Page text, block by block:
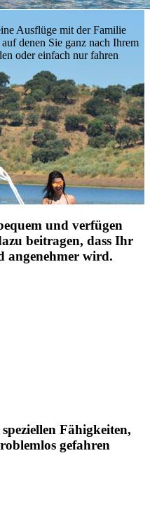
Ausflüge mit der Familie
denen Sie ganz nach Ihrem
oder einfach nur fahren
und verfügen
beitragen, dass Ihr
angenehmer wird.
Fähigkeiten,
gefahren